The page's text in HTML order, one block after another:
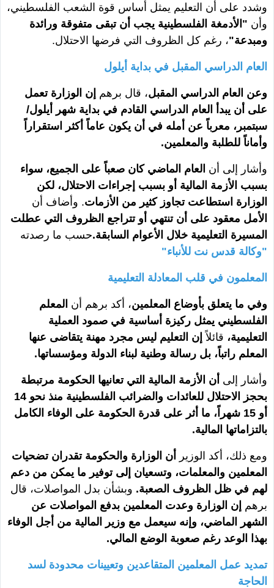
وشدد على أن التعليم يمثل أساس قوة الشعب الفلسطيني،
وأن "الأدمغة الفلسطينية يجب أن تبقى متفوقة ورائدة
ومبدعة"، رغم كل الظروف التي فرضها الاحتلال.
العام الدراسي المقبل في بداية أيلول
وعن العام الدراسي المقبل، قال برهم إن الوزارة تعمل
على أن يبدأ العام الدراسي القادم في بداية شهر أيلول/
سبتمبر، معرباً عن أمله في أن يكون عاماً أكثر استقراراً
وأماناً للطلبة والمعلمين.
وأشار إلى أن العام الماضي كان صعباً على الجميع، سواء
بسبب الأزمة المالية أو بسبب إجراءات الاحتلال، لكن
الوزارة استطاعت تجاوز كثير من الأزمات. وأضاف أن
الأمل معقود على أن تنتهي أو تتراجع الظروف التي عطلت
المسيرة التعليمية خلال الأعوام السابقة.حسب ما رصدته
"وكالة قدس نت للأنباء"
المعلمون في قلب المعادلة التعليمية
وفي ما يتعلق بأوضاع المعلمين، أكد برهم أن المعلم
الفلسطيني يمثل ركيزة أساسية في صمود العملية
التعليمية، قائلاً إن التعليم ليس مجرد مهنة يتقاضى عنها
المعلم راتباً، بل رسالة وطنية لبناء الدولة ومؤسساتها.
وأشار إلى أن الأزمة المالية التي تعانيها الحكومة مرتبطة
بحجز الاحتلال للعائدات والضرائب الفلسطينية منذ نحو 14
أو 15 شهراً، ما أثر على قدرة الحكومة على الوفاء الكامل
بالتزاماتها المالية.
ومع ذلك، أكد الوزير
أن الوزارة والحكومة تقدران تضحيات
المعلمين والمعلمات، وتسعيان إلى توفير ما يمكن من دعم
لهم في ظل الظروف الصعبة. وبشأن بدل المواصلات، قال
برهم إن الوزارة وعدت المعلمين بدفع المواصلات عن
الشهر الماضي، وإنه سيعمل مع وزير المالية من أجل الوفاء
بهذا الوعد رغم صعوبة الوضع المالي.
تمديد عمل المعلمين المتقاعدين وتعيينات محدودة لسد
الحاجة